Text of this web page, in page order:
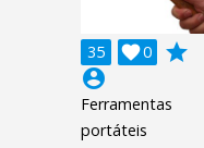
35 0

grade
account_circle
Ferramentas
portáteis